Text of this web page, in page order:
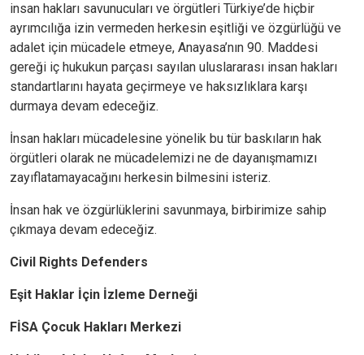
insan hakları savunucuları ve örgütleri Türkiye’de hiçbir
ayrımcılığa izin vermeden herkesin eşitliği ve özgürlüğü ve
adalet için mücadele etmeye, Anayasa’nın 90. Maddesi
gereği iç hukukun parçası sayılan uluslararası insan hakları
standartlarını hayata geçirmeye ve haksızlıklara karşı
durmaya devam edeceğiz.
İnsan hakları mücadelesine yönelik bu tür baskıların hak
örgütleri olarak ne mücadelemizi ne de dayanışmamızı
zayıflatamayacağını herkesin bilmesini isteriz.
İnsan hak ve özgürlüklerini savunmaya, birbirimize sahip
çıkmaya devam edeceğiz.
Civil Rights Defenders
Eşit Haklar İçin İzleme Derneği
FİSA Çocuk Hakları Merkezi